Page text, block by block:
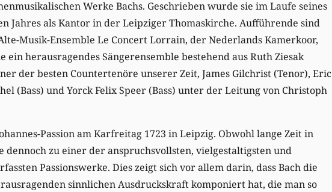
Werke Bachs. Geschrieben wurde sie im Laufe seines
Jahres als Kantor in der Leipziger Thomaskirche. Aufführende sind
Musik-Ensemble Le Concert Lorrain, der Nederlands Kamerkoor,
ein herausragendes Sängerensemble bestehend aus Ruth Ziesak
der besten Countertenöre unserer Zeit, James Gilchrist (Tenor), Eric
(Bass) und Yorck Felix Speer (Bass) unter der Leitung von Christoph
Passion am Karfreitag 1723 in Leipzig. Obwohl lange Zeit in
dennoch zu einer der anspruchsvollsten, vielgestaltigsten und
Passionswerke. Dies zeigt sich vor allem darin, dass Bach die
sinnlichen Ausdruckskraft komponiert hat, die man so